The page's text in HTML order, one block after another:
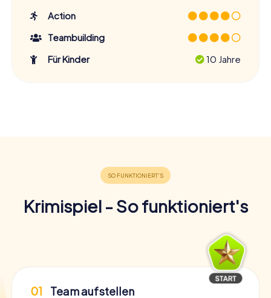
Action
Teambuilding
Für Kinder
10 Jahre
Krimispiel - So funktioniert's
01 Team aufstellen